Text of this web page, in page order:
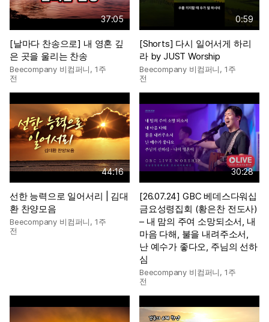
37:05
[날마다 찬송으로] 내 영혼 깊
은 곳을 울리는 찬송
Beecompany 비컴퍼니, 1주
전
0:59
[Shorts] 다시 일어서게 하리
라 by JUST Worship
Beecompany 비컴퍼니, 1주
전
44:16
선한 능력으로 일어서리 | 김대
환 찬양모음
Beecompany 비컴퍼니, 1주
전
30:28
[26.07.24] GBC 베데스다워십
금요성령집회 (황은찬 전도사)
– 내 맘의 주여 소망되소서, 내
마음 다해, 불을 내려주소서,
난 예수가 좋다오, 주님의 선하
심
Beecompany 비컴퍼니, 1주
전